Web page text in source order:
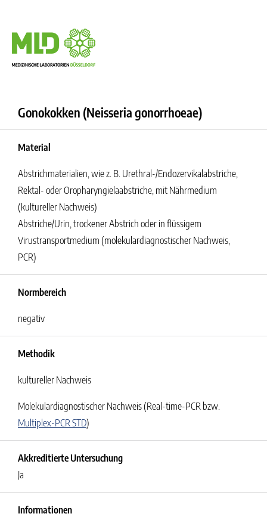
Gonokokken (Neisseria gonorrhoeae)
Material
Abstrichmaterialien, wie z. B. Urethral-/Endozervikalabstriche,
Rektal- oder Oropharyngielaabstriche, mit Nährmedium
(kultureller Nachweis)
Abstriche/Urin, trockener Abstrich oder in flüssigem
Virustransportmedium (molekulardiagnostischer Nachweis,
PCR)
Normbereich
negativ
Methodik
kultureller Nachweis
Molekulardiagnostischer Nachweis (Real-time-PCR bzw.
Multiplex-PCR STD)
Akkreditierte Untersuchung
Ja
Informationen